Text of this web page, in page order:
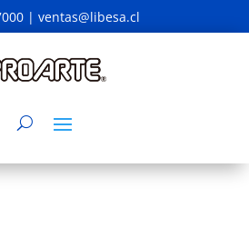
| ventas@libesa.cl